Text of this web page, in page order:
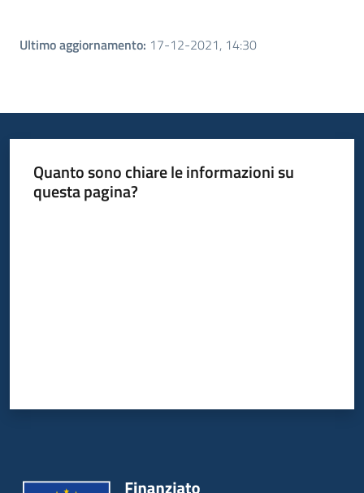
Ultimo aggiornamento: 17-12-2021, 14:30
Quanto sono chiare le informazioni su
questa pagina?